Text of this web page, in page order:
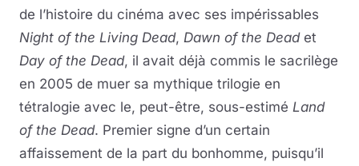
de l’histoire du cinéma avec ses impérissables
Night of the Living Dead, Dawn of the Deadet
Day of the Dead, il avait déjà commis le sacrilège
en 2005 de muer sa mythique trilogie en
tétralogie avec le, peut-être, sous-estimé Land
of the Dead. Premier signe d’un certain
affaissement de la part du bonhomme, puisqu’il